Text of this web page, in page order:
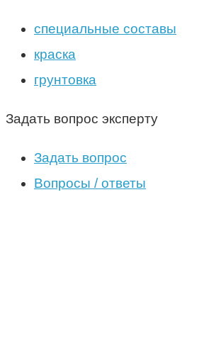
специальные составы
краска
грунтовка
Задать вопрос эксперту
Задать вопрос
Вопросы / ответы